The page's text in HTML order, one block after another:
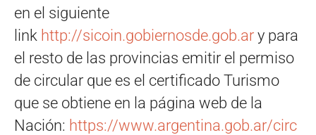
en el siguiente
link http://sicoin.gobiernosde.gob.ar y para
el resto de las provincias emitir el permiso
de circular que es el certificado Turismo
que se obtiene en la página web de la
Nación: https://www.argentina.gob.ar/circ